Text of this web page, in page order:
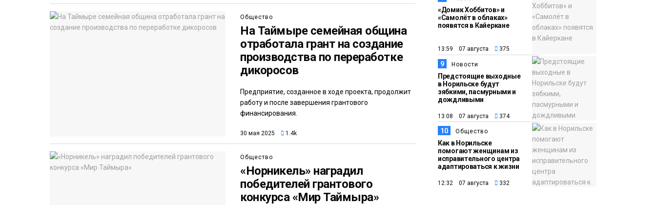
Общество
На Таймыре семейная община
отработала грант на создание
производства по переработке
дикоросов
Предприятие, созданное в ходе проекта, продолжит
работу и после завершения грантового
финансирования.
30 мая 2025 1.4k
Общество
«Норникель» наградил
победителей грантового
конкурса «Мир Таймыра»
«Домик Хоббитов» и
«Самолёт в облаках»
появятся в Кайеркане
13:59 07 августа 375
9 Новости
Предстоящие выходные
в Норильске будут
зябкими, пасмурными и
дождливыми
13:08 07 августа 374
10 Общество
Как в Норильске
помогают женщинам из
исправительного центра
адаптироваться к жизни
12:32 07 августа 332